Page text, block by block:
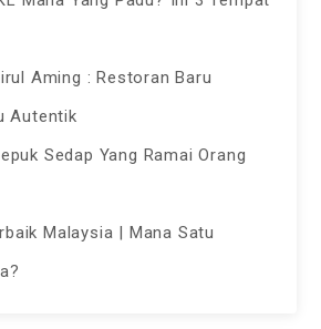
Aming : Restoran Baru
Autentik
Sedap Yang Ramai Orang
Malaysia | Mana Satu